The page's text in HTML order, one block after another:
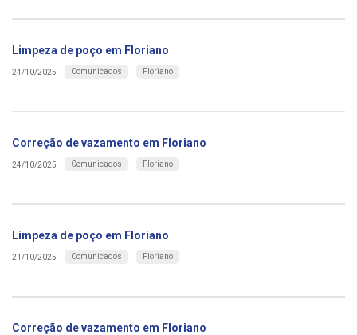
Limpeza de poço em Floriano
24/10/2025 Comunicados Floriano
Correção de vazamento em Floriano
24/10/2025 Comunicados Floriano
Limpeza de poço em Floriano
21/10/2025 Comunicados Floriano
Correção de vazamento em Floriano